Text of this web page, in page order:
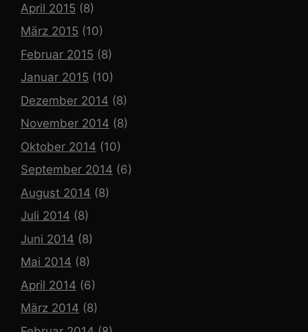
April 2015 (8)
März 2015 (10)
Februar 2015 (8)
Januar 2015 (10)
Dezember 2014 (8)
November 2014 (8)
Oktober 2014 (10)
September 2014 (6)
August 2014 (8)
Juli 2014 (8)
Juni 2014 (8)
Mai 2014 (8)
April 2014 (6)
März 2014 (8)